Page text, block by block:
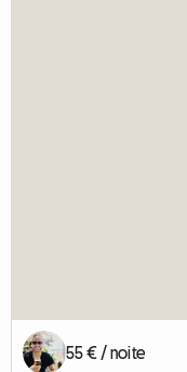
55 € / noite